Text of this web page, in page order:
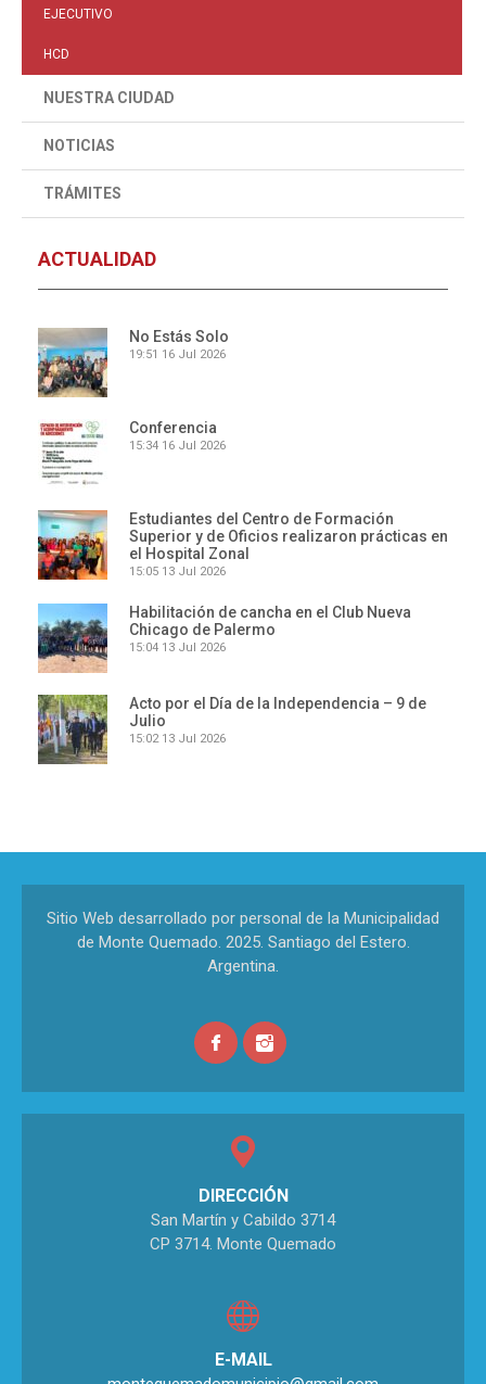
EJECUTIVO
HCD
NUESTRA CIUDAD
NOTICIAS
TRÁMITES
ACTUALIDAD
No Estás Solo
19:51 16 Jul 2026
Conferencia
15:34 16 Jul 2026
Estudiantes del Centro de Formación
Superior y de Oficios realizaron prácticas en
el Hospital Zonal
15:05 13 Jul 2026
Habilitación de cancha en el Club Nueva
Chicago de Palermo
15:04 13 Jul 2026
Acto por el Día de la Independencia – 9 de
Julio
15:02 13 Jul 2026
Sitio Web desarrollado por personal de la Municipalidad
de Monte Quemado. 2025. Santiago del Estero.
Argentina.
DIRECCIÓN
San Martín y Cabildo 3714
CP 3714. Monte Quemado
E-MAIL